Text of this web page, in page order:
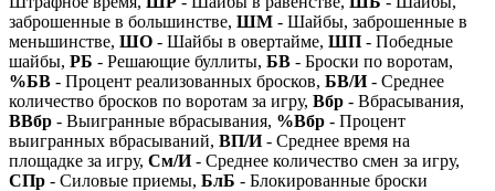
заброшенные в большинстве, ШМ - Шайбы, заброшенные в
меньшинстве, ШО - Шайбы в овертайме, ШП - Победные
шайбы, РБ - Решающие буллиты, БВ - Броски по воротам,
%БВ - Процент реализованных бросков, БВ/И- Среднее
количество бросков по воротам за игру, Вбр - Вбрасывания,
ВВбр - Выигранные вбрасывания, %Вбр - Процент
выигранных вбрасываний, ВП/И- Среднее время на
площадке за игру, См/И- Среднее количество смен за игру,
СПр - Силовые приемы, БлБ - Блокированные броски